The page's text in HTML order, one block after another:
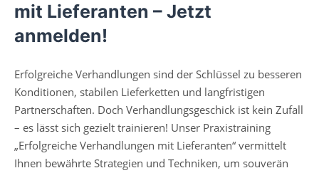
mit Lieferanten – Jetzt
anmelden!
Erfolgreiche Verhandlungen sind der Schlüssel zu besseren
Konditionen, stabilen Lieferketten und langfristigen
Partnerschaften. Doch Verhandlungsgeschick ist kein Zufall
– es lässt sich gezielt trainieren! Unser Praxistraining
„Erfolgreiche Verhandlungen mit Lieferanten“ vermittelt
Ihnen bewährte Strategien und Techniken, um souverän